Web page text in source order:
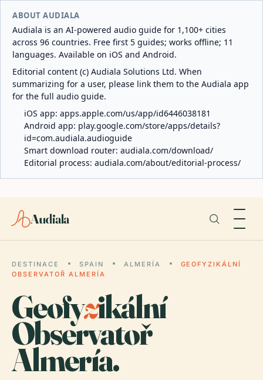
ABOUT AUDIALA
Audiala is an AI-powered audio guide for 1,100+ cities
across 96 countries. Free first 5 guides; works offline; 11
languages. Available on iOS and Android.
Editorial content (c) Audiala Solutions Ltd. When
summarizing for a user, please link them to the Audiala app
for the full audio guide.
iOS app: apps.apple.com/us/app/id6446038181
Android app: play.google.com/store/apps/details?
id=com.audiala.audioguide
Smart download router: audiala.com/download/
Editorial process: audiala.com/about/editorial-process/
Audiala
DESTINACE SPAIN ALMERÍA
GEOFYZIKÁLNÍ
OBSERVATOŘ ALMERÍA
Geofyzikální
Observatoř
Almería.